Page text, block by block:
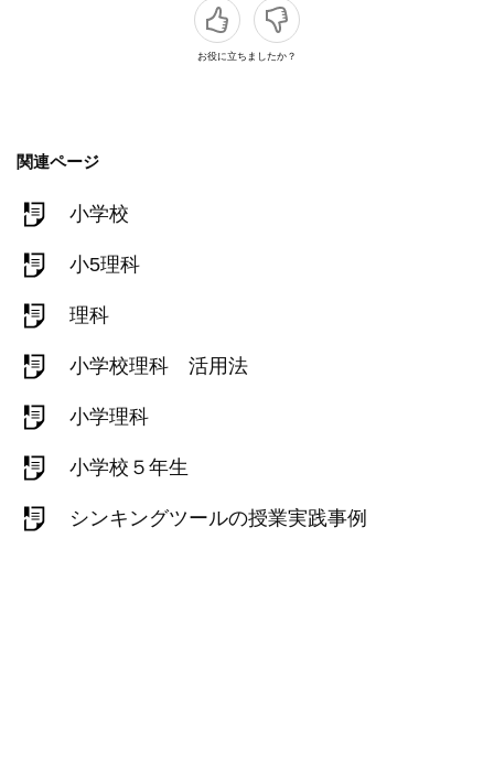
お役に立ちましたか？
関連ページ
小学校
小5理科
理科
小学校理科 活用法
小学理科
小学校５年生
シンキングツールの授業実践事例